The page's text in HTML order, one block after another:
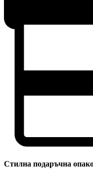
Стилна подаръчна